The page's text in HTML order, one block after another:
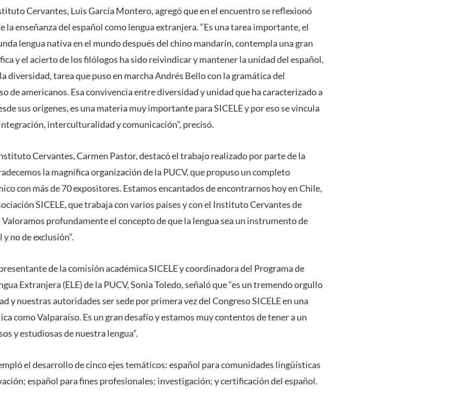
Cervantes, Luis García Montero, agregó que en el encuentro se reflexionó
la enseñanza del español como lengua extranjera. “Es una tarea importante, el
lengua nativa en el mundo después del chino mandarín, contempla una gran
y el acierto de los filólogos ha sido reivindicar y mantener la unidad del español,
diversidad, tarea que puso en marcha Andrés Bello con la gramática del
de americanos. Esa convivencia entre diversidad y unidad que ha caracterizado a
sus orígenes, es una materia muy importante para SICELE y por eso se vincula
interculturalidad y comunicación”, precisó.
Cervantes, Carmen Pastor, destacó el trabajo realizado por parte de la
la magnífica organización de la PUCV, que propuso un completo
con más de 70 expositores. Estamos encantados de encontrarnos hoy en Chile,
SICELE, que trabaja con varios países y con el Instituto Cervantes de
Valoramos profundamente el concepto de que la lengua sea un instrumento de
no de exclusión”.
de la comisión académica SICELE y coordinadora del Programa de
Extranjera (ELE) de la PUCV, Sonia Toledo, señaló que “es un tremendo orgullo
y nuestras autoridades ser sede por primera vez del Congreso SICELE en una
como Valparaíso. Es un gran desafío y estamos muy contentos de tener a un
y estudiosas de nuestra lengua”.
el desarrollo de cinco ejes temáticos: español para comunidades lingüísticas
español para fines profesionales; investigación; y certificación del español.